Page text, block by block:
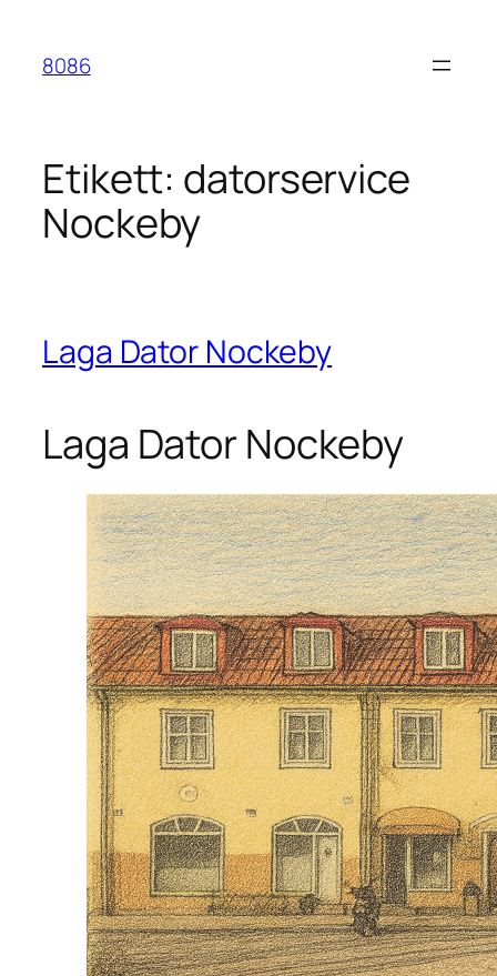
innehåll
8086
Etikett: datorservice
Nockeby
Laga Dator Nockeby
Laga Dator Nockeby